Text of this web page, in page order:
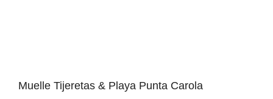
Muelle Tijeretas & Playa Punta Carola